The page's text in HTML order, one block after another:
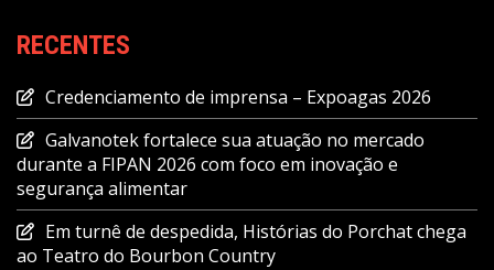
RECENTES
Credenciamento de imprensa – Expoagas 2026
Galvanotek fortalece sua atuação no mercado
durante a FIPAN 2026 com foco em inovação e
segurança alimentar
Em turnê de despedida, Histórias do Porchat chega
ao Teatro do Bourbon Country